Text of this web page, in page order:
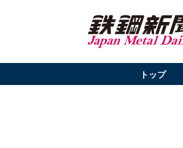
トップ